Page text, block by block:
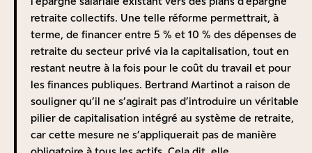
Suisse
152 %
2,8 %
Etats-
Unis
138 % 1 %
Australie 131 %
4 %
Suède
98 % ~4,5 %
Chili 58 %
3,1 %
Italie
11 %
0,9 %
la diminution des dépenses consacrées au pilier par
répartition permettra de baisser les cotisations
retraite par répartition, au point que la somme des
deux cotisations sera plus faible que les 28 % du
salaire brut actuel, mais quelques simulations
élémentaires montrent que ce ne sera pas le cas avant
10 ou 15 ans au mieux si aucune mesure correctrice
n’est prise. Il faut bien admettre qu’une telle hausse,
qui pourrait être de 3 ou 4 points de cotisation, serait
retraite collectifs. Une telle réforme permettrait, à
terme, de financer entre 5 % et 10 % des dépenses de
retraite du secteur privé via la capitalisation, tout en
restant neutre à la fois pour le coût du travail et pour
les finances publiques. Bertrand Martinot a raison de
souligner qu’il ne s’agirait pas d’introduire un véritable
pilier de capitalisation intégré au système de retraite,
car cette mesure ne s’appliquerait pas de manière